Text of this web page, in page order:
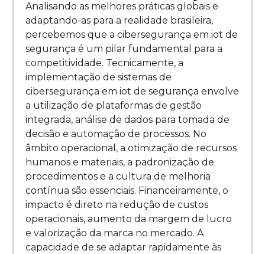
Analisando as melhores práticas globais e
adaptando-as para a realidade brasileira,
percebemos que a cibersegurança em iot de
segurança é um pilar fundamental para a
competitividade. Tecnicamente, a
implementação de sistemas de
cibersegurança em iot de segurança envolve
a utilização de plataformas de gestão
integrada, análise de dados para tomada de
decisão e automação de processos. No
âmbito operacional, a otimização de recursos
humanos e materiais, a padronização de
procedimentos e a cultura de melhoria
contínua são essenciais. Financeiramente, o
impacto é direto na redução de custos
operacionais, aumento da margem de lucro
e valorização da marca no mercado. A
capacidade de se adaptar rapidamente às